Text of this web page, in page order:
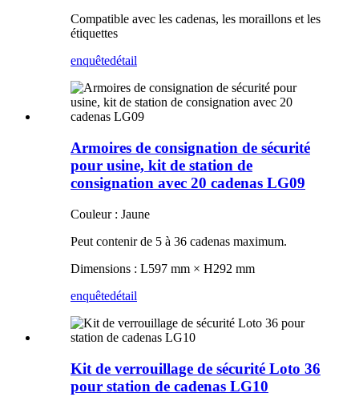
Compatible avec les cadenas, les moraillons et les
étiquettes
enquêtedétail
Armoires de consignation de sécurité
pour usine, kit de station de
consignation avec 20 cadenas LG09
Couleur : Jaune
Peut contenir de 5 à 36 cadenas maximum.
Dimensions : L597 mm × H292 mm
enquêtedétail
Kit de verrouillage de sécurité Loto 36
pour station de cadenas LG10